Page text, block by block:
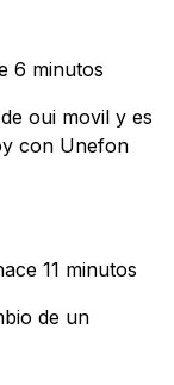
6 minutos
oui movil y es
con Unefon
11 minutos
de un